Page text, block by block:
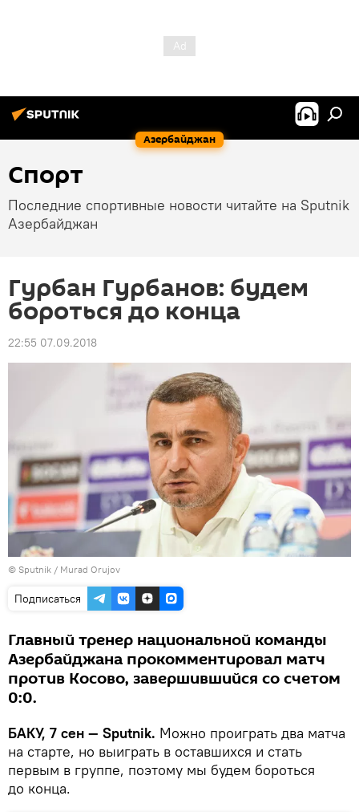
Азербайджан
Спорт
Последние спортивные новости читайте на Sputnik
Азербайджан
Гурбан Гурбанов: будем
бороться до конца
22:55 07.09.2018
© Sputnik / Murad Orujov
Подписаться
Главный тренер национальной команды
Азербайджана прокомментировал матч
против Косово, завершившийся со счетом
0:0.
БАКУ, 7 сен — Sputnik. Можно проиграть два матча
на старте, но выиграть в оставшихся и стать
первым в группе, поэтому мы будем бороться
до конца.